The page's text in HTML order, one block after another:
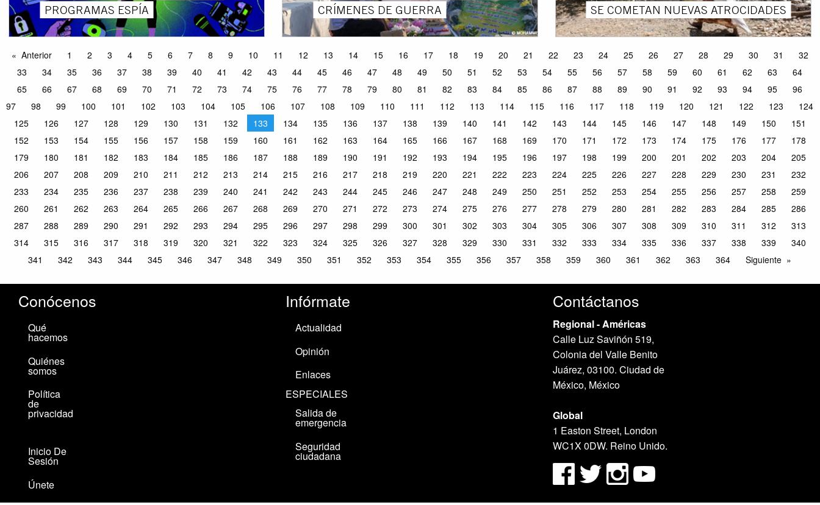
PROGRAMAS ESPÍA
CRÍMENES DE GUERRA
SE COMETAN NUEVAS ATROCIDADES
Anterior 1 2 3 4 5 6 7 8 9 10 11 12 13 14 15 16 17 18 19 20 21 22 23 24 25 26 27 28 29 30 31
32
33
34 35 36 37 38 39 40 41 42 43 44 45 46 47 48 49 50 51 52 53 54 55 56 57 58 59 60 61 62 63
64
65
66 67 68 69 70 71 72 73 74 75 76 77 78 79 80 81 82 83 84 85 86 87 88 89 90 91 92 93 94 95
96
97
98 99 100 101 102 103 104 105 106 107 108 109 110 111 112 113 114 115 116 117 118 119 120 121 122 123
124
125
126 127 128 129 130 131 132 133 134 135 136 137 138 139 140 141 142 143 144 145 146 147 148 149 150
151
152
153 154 155 156 157 158 159 160 161 162 163 164 165 166 167 168 169 170 171 172 173 174 175 176 177
178
179
180 181 182 183 184 185 186 187 188 189 190 191 192 193 194 195 196 197 198 199 200 201 202 203 204
205
206
207 208 209 210 211 212 213 214 215 216 217 218 219 220 221 222 223 224 225 226 227 228 229 230 231
232
233
234 235 236 237 238 239 240 241 242 243 244 245 246 247 248 249 250 251 252 253 254 255 256 257 258
259
260
261 262 263 264 265 266 267 268 269 270 271 272 273 274 275 276 277 278 279 280 281 282 283 284 285
286
287
288 289 290 291 292 293 294 295 296 297 298 299 300 301 302 303 304 305 306 307 308 309 310 311 312
313
314
315 316 317 318 319 320 321 322 323 324 325 326 327 328 329 330 331 332 333 334 335 336 337 338 339
340
341
342 343 344 345 346 347 348 349 350 351 352 353 354 355 356 357 358 359 360 361 362 363 364 Siguiente
Conócenos
Qué
hacemos
Quiénes
somos
Política
de
privacidad
Inicio De
Sesión
Únete
Infórmate
Actualidad
Opinión
Enlaces
ESPECIALES
Salida de
emergencia
Seguridad
ciudadana
Contáctanos
Regional - Américas
Calle Luz Saviñón 519,
Colonia del Valle Benito
Juárez, 03100. Ciudad de
México, México
Global
1 Easton Street, London
WC1X 0DW. Reino Unido.